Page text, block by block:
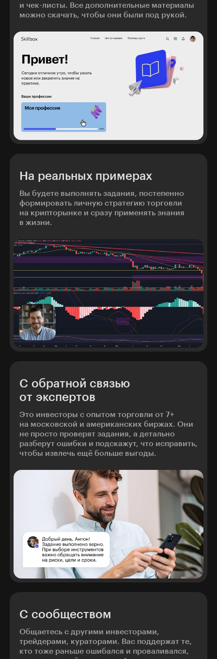
и чек-листы. Все дополнительные материалы
можно скачать, чтобы они были под рукой.
На реальных примерах
Вы будете выполнять задания, постепенно
формировать личную стратегию торговли
на крипторынке и сразу применять знания
в жизни.
С обратной связью
от экспертов
Это инвесторы с опытом торговли от 7+
на московской и американских биржах. Они
не просто проверят задания, а детально
разберут ошибки и подскажут, что исправить,
чтобы извлечь ещё больше выгоды.
С сообществом
Общаетесь с другими инвесторами,
трейдерами, кураторами. Вас поддержат те,
кто тоже раньше ошибался и проваливался,